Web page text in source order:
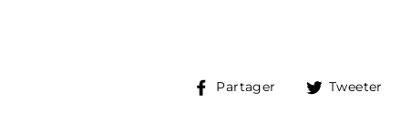
Partager
PartagerTweeter